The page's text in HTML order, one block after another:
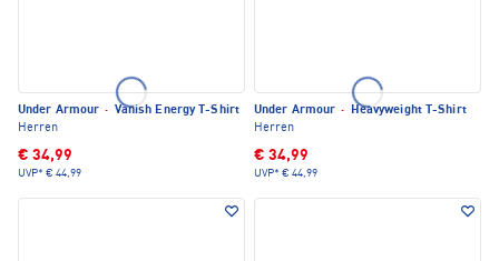
Under Armour · Vanish Energy T-Shirt
Herren
€ 34,99
UVP* € 44,99
Under Armour ·
Heavyweight T-Shirt
Herren
€ 34,99
UVP* € 44,99